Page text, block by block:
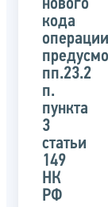
нового
кода
пп.23.2
п.
пункта
3
статьи
149
НК
РФ